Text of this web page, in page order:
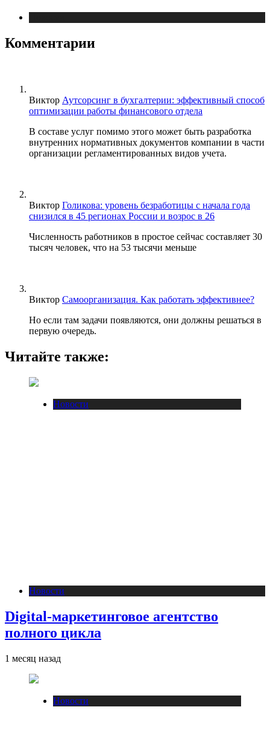
Комментарии
Виктор Аутсорсинг в бухгалтерии: эффективный способ
оптимизации работы финансового отдела
В составе услуг помимо этого может быть разработка
внутренних нормативных документов компании в части
организации регламентированных видов учета.
Виктор Голикова: уровень безработицы с начала года
снизился в 45 регионах России и возрос в 26
Численность работников в простое сейчас составляет 30
тысяч человек, что на 53 тысячи меньше
Виктор Самоорганизация. Как работать эффективнее?
Но если там задачи появляются, они должны решаться в
первую очередь.
Читайте также:
Новости
Новости
Digital-маркетинговое агентство
полного цикла
1 месяц назад
Новости